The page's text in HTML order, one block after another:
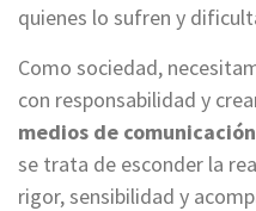
quienes lo sufren y
Como sociedad,
con responsabilidad y
medios de comunicación
se trata de esconder la
rigor, sensibilidad y